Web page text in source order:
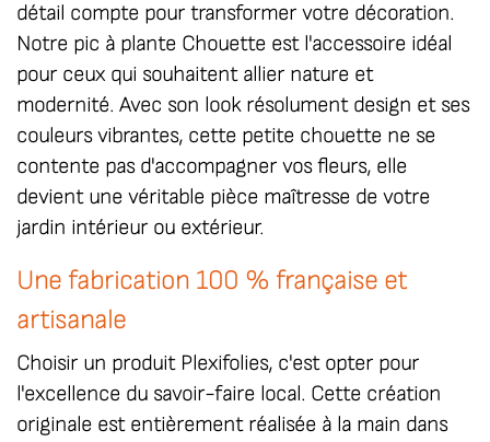
détail compte pour transformer votre décoration.
Notre pic à plante Chouette est l'accessoire idéal
pour ceux qui souhaitent allier nature et
modernité. Avec son look résolument design et ses
couleurs vibrantes, cette petite chouette ne se
contente pas d'accompagner vos fleurs, elle
devient une véritable pièce maîtresse de votre
jardin intérieur ou extérieur.
Une fabrication 100 % française et
artisanale
Choisir un produit Plexifolies, c'est opter pour
l'excellence du savoir-faire local. Cette création
originale est entièrement réalisée à la main dans